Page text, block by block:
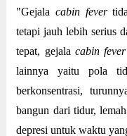
"Gejalacabin fever
tetapi jauh lebih serius
tepat, gejala cabin fever
lainnya yaitu pola
berkonsentrasi,
bangun dari tidur,
depresi untuk waktu